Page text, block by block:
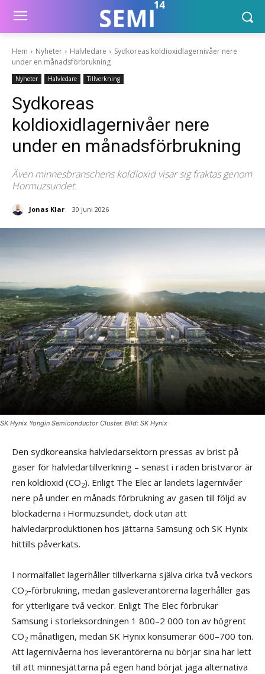
Hem Nyheter Halvledare
Sydkoreas koldioxidlagernivåer nere
under en månadsförbrukning
Nyheter Halvledare Tillverkning
Sydkoreas
koldioxidlagernivåer nere
under en månadsförbrukning
Även minnesbranschens koldioxid visar sig fraktas genom
Hormuzsundet.
Jonas Klar 30 juni 2026
SK Hynix Yongin Semiconductor Cluster. Bild: SK Hynix
Den sydkoreanska halvledarsektorn pressas av brist på
gaser för halvledartillverkning – senast i raden bristvaror är
ren koldioxid (CO2). Enligt The Elec är landets lagernivåer
nere på under en månads förbrukning av gasen till följd av
blockaderna i Hormuzsundet, dock utan att
halvledarproduktionen hos jättarna Samsung och SK Hynix
hittills påverkats.
I normalfallet lagerhåller tillverkarna själva cirka två veckors
CO2-förbrukning, medan gasleverantörerna lagerhåller gas
för ytterligare två veckor. Enligt The Elec förbrukar
Samsung i storleksordningen 1 800–2 000 ton av högrent
CO2 månatligen, medan SK Hynix konsumerar 600–700 ton.
Att lagernivåerna hos leverantörerna nu börjar sina har lett
till att minnesjättarna på egen hand börjat jaga alternativa